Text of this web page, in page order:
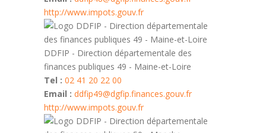
http://www.impots.gouv.fr
DDFIP - Direction départementale des
finances publiques 49 - Maine-et-Loire
Tel : 02 41 20 22 00
Email : ddfip49@dgfip.finances.gouv.fr
http://www.impots.gouv.fr